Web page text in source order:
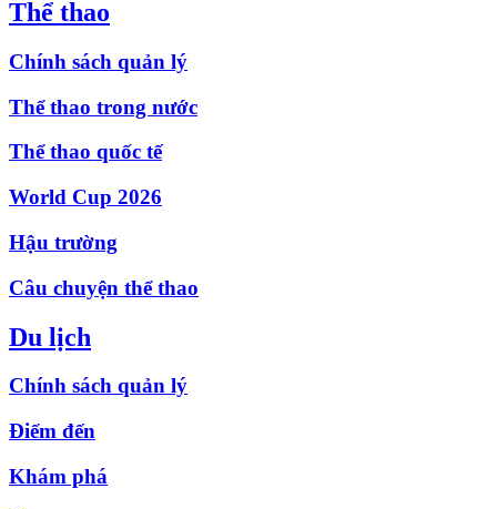
Thể thao
Chính sách quản lý
Thể thao trong nước
Thể thao quốc tế
World Cup 2026
Hậu trường
Câu chuyện thể thao
Du lịch
Chính sách quản lý
Điểm đến
Khám phá